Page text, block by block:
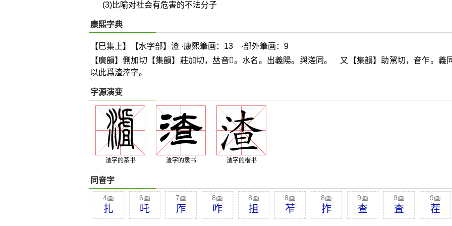
(3)比喻对社会有危害的不法分子
康熙字典
【巳集上】【水字部】渣 ·康熙筆画：13 ·部外筆画：9
【廣韻】側加切【集韻】莊加切，𠀤音𣙁。水名。出義陽。與溠同。 又【集韻】助駕切，音乍。
以此爲渣滓字。
字源演变
渣字的篆书 渣字的隶书 渣字的楷书
同音字
4画
扎
6画
吒
7画
厏
8画
咋
8画
抯
8画
苲
8画
拃
9画
查
9画
査
9画
茬